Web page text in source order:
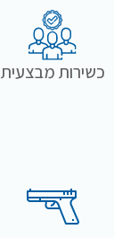
כשירות מבצעית